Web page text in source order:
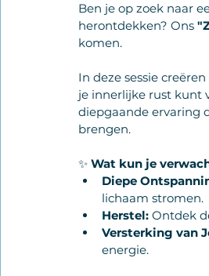
Ben je op zoek naar
herontdekken? Ons
komen.
In deze sessie
je innerlijke rust kunt
diepgaande ervaring
brengen.
✨ Wat kun je
Diepe
lichaam stromen.
Herstel: Ontdek
Versterking van
energie.